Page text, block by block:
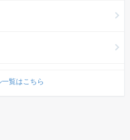
覧はこちら